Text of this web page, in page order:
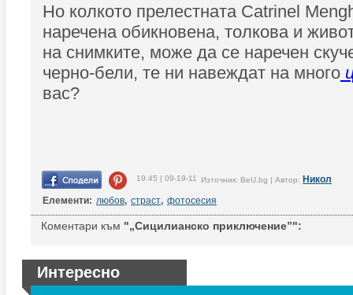
Но колкото прелестната Catrinel
наречена обикновена, толкова и
на снимките, може да се наречен
черно-бели, те ни навеждат на много
вас?
19:45 | 09-19-11 Източник: BeU.bg | Автор: Никол
Елементи: любов, страст, фотосесия
Коментари към "„Сицилианско приключение”":
Интересно